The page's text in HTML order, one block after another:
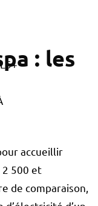
: les
accueillir
500 et
de comparaison,